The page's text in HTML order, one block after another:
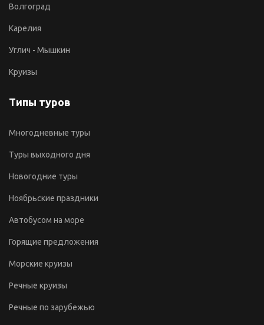
Волгоград
Карелия
Углич - Мышкин
Круизы
Типы туров
Многодневные туры
Туры выходного дня
Новогодние туры
Ноябрьские праздники
Автобусом на море
Горящие предложения
Морские круизы
Речные круизы
Речные по зарубежью